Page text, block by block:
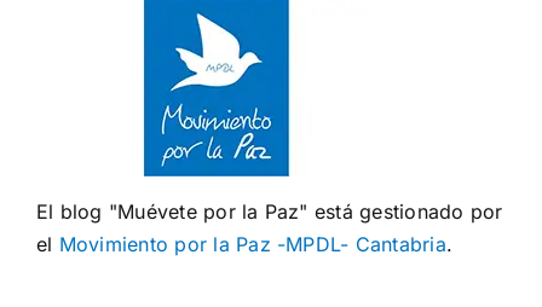
El blog "Muévete por la Paz" está gestionado por
el Movimiento por la Paz -MPDL- Cantabria.